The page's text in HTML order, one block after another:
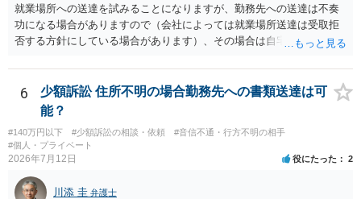
就業場所への送達を試みることになりますが、勤務先への送達は不奏
功になる場合がありますので（会社によっては就業場所送達は受取拒
否する方針にしている場合があります）、その場合は自宅の住所調査
6
少額訴訟 住所不明の場合勤務先への書類送達は可
能？
#140万円以下 #少額訴訟の相談・依頼
#音信不通・行方不明の相手
#個人・プライベート
2026年7月12日 役にたった 2
川添 圭 弁護士